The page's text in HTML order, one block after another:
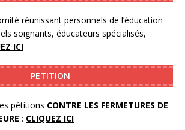
réunissant personnels de l’éducation
soignants, éducateurs spécialisés,
ICI
PETITION
pétitions CONTRE LES FERMETURES DE
: CLIQUEZ ICI